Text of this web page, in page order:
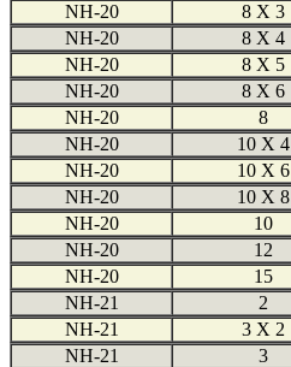
NH-20
8 X 3
NH-20
8 X 4
NH-20
8 X 5
NH-20
8 X 6
NH-20
8
NH-20
10 X 4
NH-20
10 X 6
NH-20
10 X 8
NH-20
10
NH-20
12
NH-20
15
NH-21
2
NH-21
3 X 2
NH-21
3